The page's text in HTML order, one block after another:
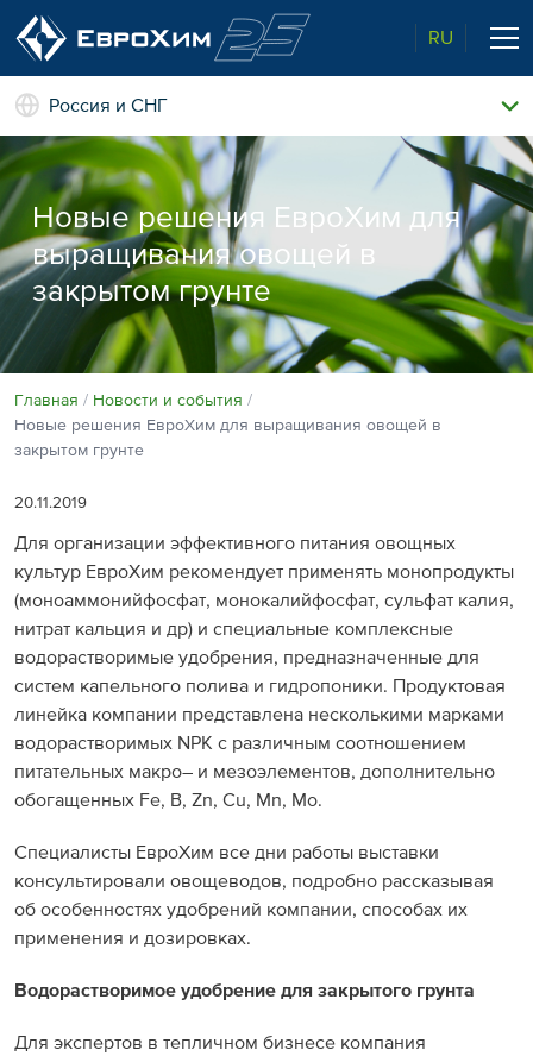
RU
Наши удобрения
О нас
Поддержка и сопровождение
Качество от лидера рынка
Экологичность
Агросервис
Агроэкспертиза
Полевые опыты
Новости и события
Наши контакты
Центр знаний
Россия и СНГ
Новые решения ЕвроХим для
выращивания овощей в
закрытом грунте
Главная
Новости и события
Новые решения ЕвроХим для выращивания овощей в
закрытом грунте
20.11.2019
Для организации эффективного питания овощных
культур ЕвроХим рекомендует применять монопродукты
(моноаммонийфосфат, монокалийфосфат, сульфат калия,
нитрат кальция и др) и специальные комплексные
водорастворимые удобрения, предназначенные для
систем капельного полива и гидропоники. Продуктовая
линейка компании представлена несколькими марками
водорастворимых NPK c различным соотношением
питательных макро– и мезоэлементов, дополнительно
обогащенных Fe, B, Zn, Cu, Mn, Mo.
Специалисты ЕвроХим все дни работы выставки
консультировали овощеводов, подробно рассказывая
об особенностях удобрений компании, способах их
применения и дозировках.
Водорастворимое удобрение для закрытого грунта
Для экспертов в тепличном бизнесе компания